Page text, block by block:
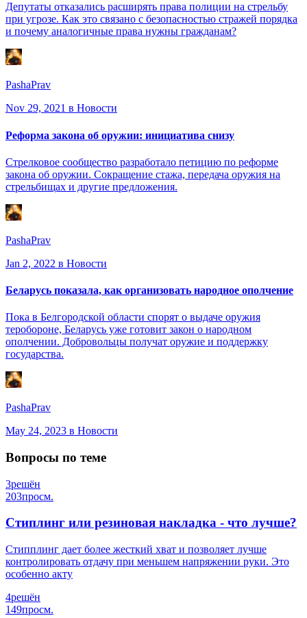
Депутаты отказались расширять права полиции на стрельбу
при угрозе. Как это связано с безопасностью стражей порядка
и почему аналогичные права нужны гражданам?
PashaPrav
Nov 29, 2021 в Новости
Реформа закона об оружии: инициатива снизу
Стрелковое сообщество разработало петицию по реформе
закона об оружии. Сокращение стажа, передача оружия на
стрельбищах и другие предложения.
PashaPrav
Jan 2, 2022 в Новости
Беларусь показала, как организовать народное ополчение
Пока в Белгородской области спорят о выдаче оружия
теробороне, Беларусь уже готовит закон о народном
ополчении. Добровольцы получат оружие и поддержку
государства.
PashaPrav
May 24, 2023 в Новости
Вопросы по теме
3решён
203просм.
Стиплинг или резиновая накладка - что лучше?
Стипплинг дает более жесткий хват и позволяет лучше
контролировать отдачу при меньшем напряжении руки. Это
особенно акту
4решён
149просм.